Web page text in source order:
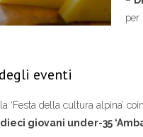
per
eventi
‘Festa della cultura alpina’
dieci giovani under-35